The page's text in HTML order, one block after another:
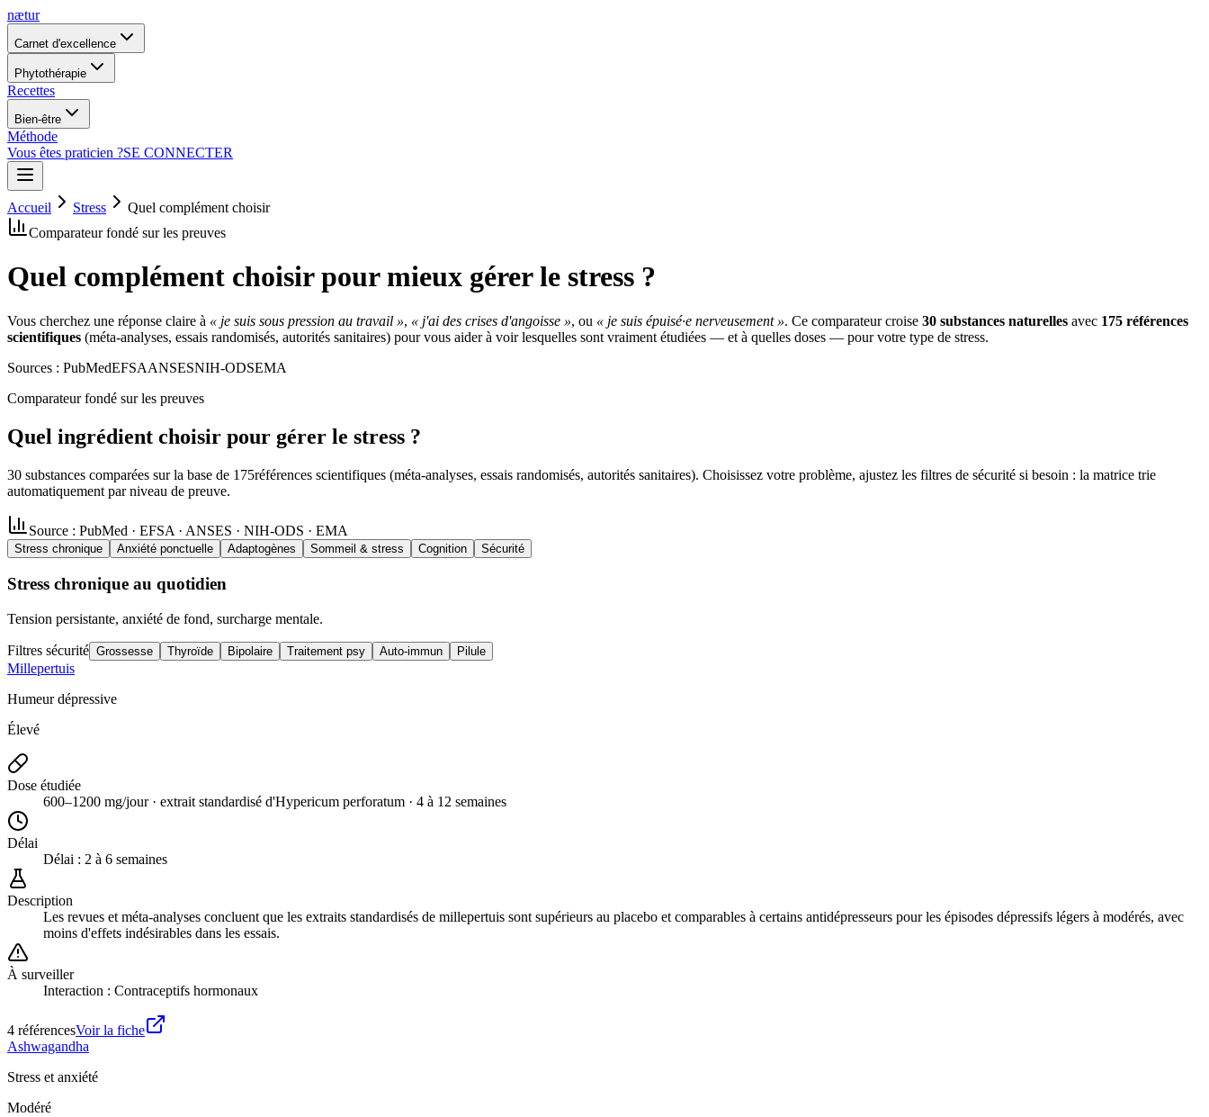
nætur
Carnet d'excellence
Phytothérapie
Recettes
Bien-être
Méthode
Vous êtes praticien ?SE CONNECTER
Accueil Stress
Quel complément choisir
Comparateur fondé sur les preuves
Quel complément choisir pour mieux gérer le stress ?
Vous cherchez une réponse claire à « je suis sous pression au travail », « j'ai des crises d'angoisse », ou « je suis épuisé·e nerveusement ». Ce comparateur croise 30 substances naturelles avec 175 références
scientifiques (méta-analyses, essais randomisés, autorités sanitaires) pour vous aider à voir lesquelles sont vraiment étudiées — et à quelles doses — pour votre type de stress.
Sources : PubMedEFSAANSESNIH-ODSEMA
Comparateur fondé sur les preuves
Quel ingrédient choisir pour gérer le stress ?
30 substances comparées sur la base de 175références scientifiques (méta-analyses, essais randomisés, autorités sanitaires). Choisissez votre problème, ajustez les filtres de sécurité si besoin : la matrice trie
automatiquement par niveau de preuve.
Source : PubMed · EFSA · ANSES · NIH-ODS · EMA
Stress chronique Anxiété ponctuelle Adaptogènes Sommeil & stress Cognition Sécurité
Stress chronique au quotidien
Tension persistante, anxiété de fond, surcharge mentale.
Filtres sécurité Grossesse Thyroïde Bipolaire Traitement psy Auto-immun Pilule
Millepertuis
Humeur dépressive
Élevé
Dose étudiée
600–1200 mg/jour · extrait standardisé d'Hypericum perforatum · 4 à 12 semaines
Délai
Délai : 2 à 6 semaines
Description
Les revues et méta-analyses concluent que les extraits standardisés de millepertuis sont supérieurs au placebo et comparables à certains antidépresseurs pour les épisodes dépressifs légers à modérés, avec
moins d'effets indésirables dans les essais.
À surveiller
Interaction : Contraceptifs hormonaux
4 référencesVoir la fiche
Ashwagandha
Stress et anxiété
Modéré